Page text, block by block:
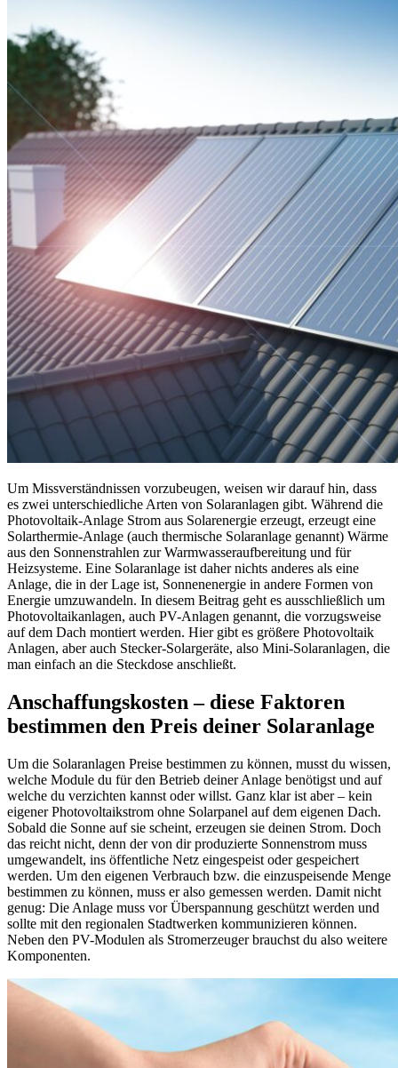
Um Missverständnissen vorzubeugen, weisen wir darauf hin, dass
es zwei unterschiedliche Arten von Solaranlagen gibt. Während die
Photovoltaik-Anlage Strom aus Solarenergie erzeugt, erzeugt eine
Solarthermie-Anlage (auch thermische Solaranlage genannt) Wärme
aus den Sonnenstrahlen zur Warmwasseraufbereitung und für
Heizsysteme. Eine Solaranlage ist daher nichts anderes als eine
Anlage, die in der Lage ist, Sonnenenergie in andere Formen von
Energie umzuwandeln. In diesem Beitrag geht es ausschließlich um
Photovoltaikanlagen, auch PV-Anlagen genannt, die vorzugsweise
auf dem Dach montiert werden. Hier gibt es größere Photovoltaik
Anlagen, aber auch Stecker-Solargeräte, also Mini-Solaranlagen, die
man einfach an die Steckdose anschließt.
Anschaffungskosten – diese Faktoren
bestimmen den Preis deiner Solaranlage​
Um die Solaranlagen Preise bestimmen zu können, musst du wissen,
welche Module du für den Betrieb deiner Anlage benötigst und auf
welche du verzichten kannst oder willst. Ganz klar ist aber – kein
eigener Photovoltaikstrom ohne Solarpanel auf dem eigenen Dach.
Sobald die Sonne auf sie scheint, erzeugen sie deinen Strom. Doch
das reicht nicht, denn der von dir produzierte Sonnenstrom muss
umgewandelt, ins öffentliche Netz eingespeist oder gespeichert
werden. Um den eigenen Verbrauch bzw. die einzuspeisende Menge
bestimmen zu können, muss er also gemessen werden. Damit nicht
genug: Die Anlage muss vor Überspannung geschützt werden und
sollte mit den regionalen Stadtwerken kommunizieren können.
Neben den PV-Modulen als Stromerzeuger brauchst du also weitere
Komponenten.